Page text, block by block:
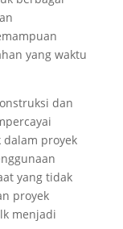
yang waktu
dan
proyek
yang tidak
proyek
menjadi